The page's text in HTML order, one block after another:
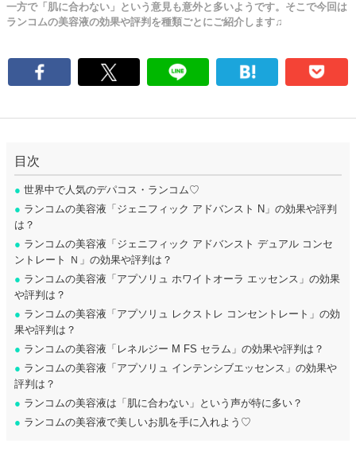
一方で「肌に合わない」という意見も意外と多いようです。そこで今回は
ランコムの美容液の効果や評判を種類ごとにご紹介します♫
目次
● 世界中で人気のデパコス・ランコム♡
● ランコムの美容液「ジェニフィック アドバンスト N」の効果や評判
は？
● ランコムの美容液「ジェニフィック アドバンスト デュアル コンセ
ントレート Ｎ」の効果や評判は？
● ランコムの美容液「アプソリュ ホワイトオーラ エッセンス」の効果
や評判は？
● ランコムの美容液「アプソリュ レクストレ コンセントレート」の効
果や評判は？
● ランコムの美容液「レネルジー M FS セラム」の効果や評判は？
● ランコムの美容液「アプソリュ インテンシブエッセンス」の効果や
評判は？
● ランコムの美容液は「肌に合わない」という声が特に多い？
● ランコムの美容液で美しいお肌を手に入れよう♡